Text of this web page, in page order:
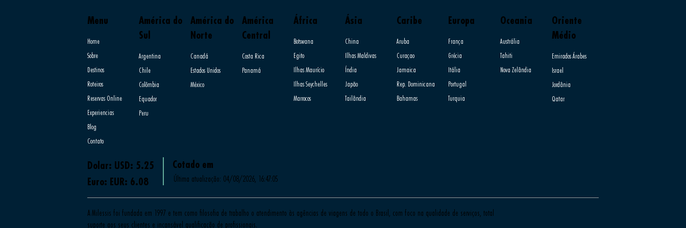
Menu
Home
Sobre
Destinos
Roteiros
Reservas Online
Experiencias
Blog
Contato
América do
Sul
Argentina
Chile
Colômbia
Equador
Peru
América do
Norte
Canadá
Estados Unidos
México
América
Central
Costa Rica
Panamá
África
Botswana
Egito
Ilhas Maurício
Ilhas Seychelles
Marrocos
Ásia
China
Ilhas Maldivas
Índia
Japão
Tailândia
Caribe
Aruba
Curaçao
Jamaica
Rep. Dominicana
Bahamas
Europa
França
Grécia​
Itália
Portugal
Turquia
Oceania
Austrália
Tahiti
Nova Zelândia
Oriente
Médio
Emirados Árabes
Israel
Jordânia
Qatar
Euro: EUR: 6.08
Dolar: USD: 5.25
Última atualização: 04/08/2026, 16:47:05
Cotado em
A Milessis foi fundada em 1997 e tem como filosofia de trabalho o atendimento às agências de viagens de todo o Brasil, com foco na qualidade de serviços, total
suporte aos seus clientes e incansável qualificação de profissionais.